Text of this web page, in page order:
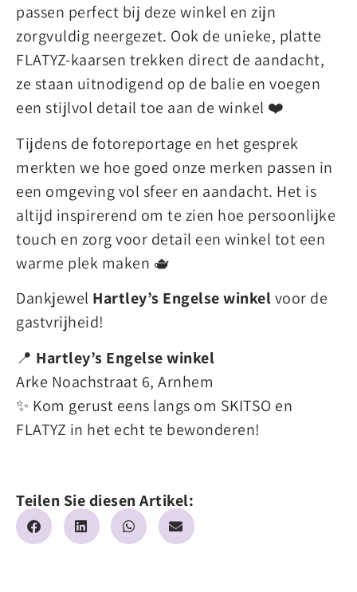
passen perfect bij deze winkel en zijn
zorgvuldig neergezet. Ook de unieke, platte
FLATYZ-kaarsen trekken direct de aandacht,
ze staan uitnodigend op de balie en voegen
een stijlvol detail toe aan de winkel ❤️
Tijdens de fotoreportage en het gesprek
merkten we hoe goed onze merken passen in
een omgeving vol sfeer en aandacht. Het is
altijd inspirerend om te zien hoe persoonlijke
touch en zorg voor detail een winkel tot een
warme plek maken 🫖
Dankjewel Hartley’s Engelse winkelvoor de
gastvrijheid!
📍 Hartley’s Engelse winkel
Arke Noachstraat 6, Arnhem
✨ Kom gerust eens langs om SKITSO en
FLATYZ in het echt te bewonderen!
Teilen Sie diesen Artikel: